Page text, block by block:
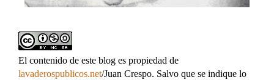
El contenido de este blog es propiedad de
lavaderospublicos.net/Juan Crespo. Salvo que se indique lo